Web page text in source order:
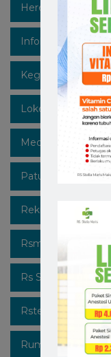
Hereforyou
Infokesehatan
Kegiatan
Lokermakassar
Medicalcheckup
Patuhi Protokol
Rekrutmen
Rsmakassarramah
Rs Stella Maris
Rsterbaik
Rumahsakitkatolik